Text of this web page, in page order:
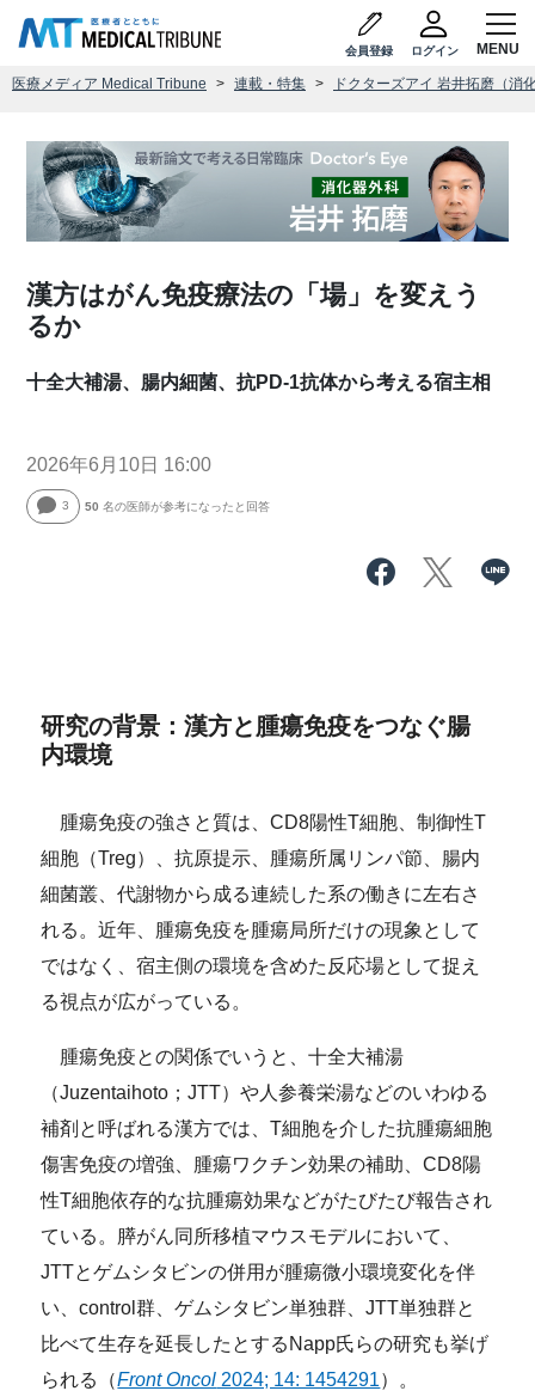
会員登録 ログイン
医療メディア Medical Tribune 連載・特集 ドクターズアイ 岩井拓磨（消
漢方はがん免疫療法の「場」を変えう
るか
十全大補湯、腸内細菌、抗PD-1抗体から考える宿主相
2026年6月10日 16:00
3 50 名の医師が参考になったと回答
研究の背景：漢方と腫瘍免疫をつなぐ腸
内環境
腫瘍免疫の強さと質は、CD8陽性T細胞、制御性T
細胞 （Treg）
、抗原提示、腫瘍所属リンパ節、腸内
細菌叢、代謝物から成る連続した系の働きに左右さ
れる。近年、腫瘍免疫を腫瘍局所だけの現象として
ではなく、宿主側の環境を含めた反応場として捉え
る視点が広がっている。
腫瘍免疫との関係でいうと、十全大補湯
（Juzentaihoto；JTT）や人参養栄湯などのいわゆる
補剤と呼ばれる漢方では、T細胞を介した抗腫瘍細胞
傷害免疫の増強、腫瘍ワクチン効果の補助、CD8陽
性T細胞依存的な抗腫瘍効果などがたびたび報告され
ている。膵がん同所移植マウスモデルにおいて、
JTTとゲムシタビンの併用が腫瘍微小環境変化を伴
い、control群、ゲムシタビン単独群、JTT単独群と
比べて生存を延長したとするNapp氏らの研究も挙げ
られる（Front Oncol 2024; 14: 1454291）。